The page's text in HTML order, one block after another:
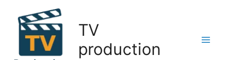
contenu
TV
production